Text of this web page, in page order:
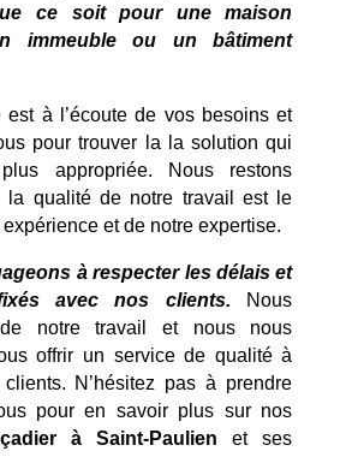
ce soit pour une maison
immeuble ou un bâtiment
est à l’écoute de vos besoins et
pour trouver la la solution qui
appropriée. Nous restons
la qualité de notre travail est le
et de notre expertise.
à respecter les délais et
avec nos clients. Nous
notre travail et nous nous
offrir un service de qualité à
N’hésitez pas à prendre
pour en savoir plus sur nos
à Saint-Paulien et ses